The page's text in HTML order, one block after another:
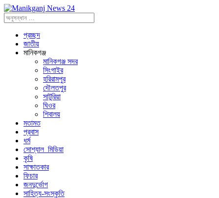
প্রচ্ছদ
জাতীয়
মানিকগঞ্জ
মানিকগঞ্জ সদর
সিংগাইর
হরিরামপুর
দৌলতপুর
সাটুরিয়া
ঘিওর
শিবালয়
মতামত
প্রবাস
ধর্ম
সোশ্যাল_মিডিয়া
কৃষি
সাক্ষাতকার
ফিচার
জনদুর্ভোগ
সাহিত্য-সংস্কৃতি